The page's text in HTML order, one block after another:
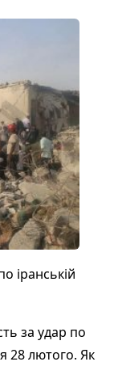
іранській
за удар по
28 лютого. Як